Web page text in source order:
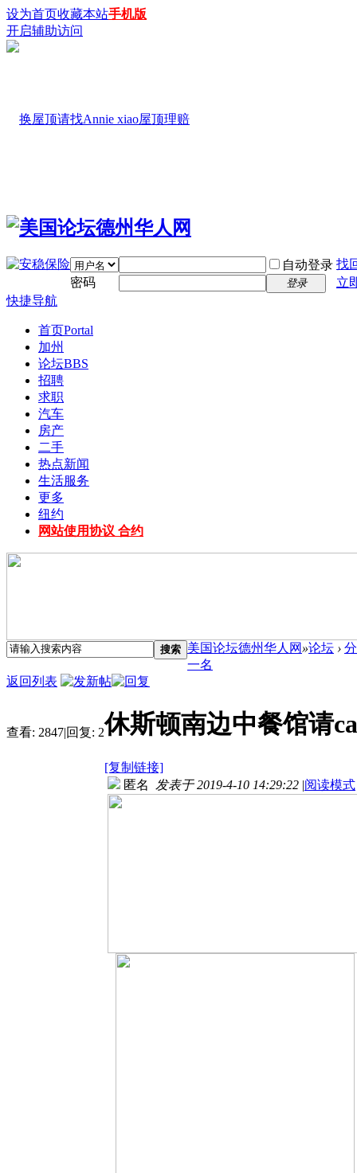
设为首页收藏本站手机版
开启辅助访问
自动登录 找
密码
登录
立
快捷导航
首页Portal
加州
论坛BBS
招聘
求职
汽车
房产
二手
热点新闻
生活服务
更多
纽约
网站使用协议 合约
搜索 美国论坛德州华人网 »论坛 ›
一名
返回列表
查看: 2847|回复: 2休斯顿南边中餐馆请
[复制链接]
匿名 发表于 2019-4-10 14:29:22 |阅读模式